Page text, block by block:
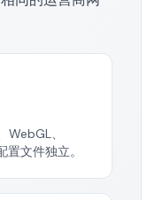
、
文件独立。